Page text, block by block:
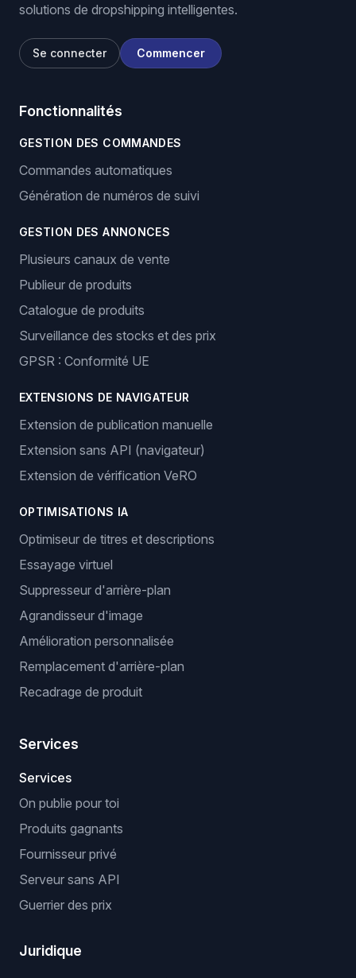
solutions de dropshipping intelligentes.
Se connecter Commencer
Fonctionnalités
GESTION DES COMMANDES
Commandes automatiques
Génération de numéros de suivi
GESTION DES ANNONCES
Plusieurs canaux de vente
Publieur de produits
Catalogue de produits
Surveillance des stocks et des prix
GPSR : Conformité UE
EXTENSIONS DE NAVIGATEUR
Extension de publication manuelle
Extension sans API (navigateur)
Extension de vérification VeRO
OPTIMISATIONS IA
Optimiseur de titres et descriptions
Essayage virtuel
Suppresseur d'arrière-plan
Agrandisseur d'image
Amélioration personnalisée
Remplacement d'arrière-plan
Recadrage de produit
Services
Services
On publie pour toi
Produits gagnants
Fournisseur privé
Serveur sans API
Guerrier des prix
Juridique